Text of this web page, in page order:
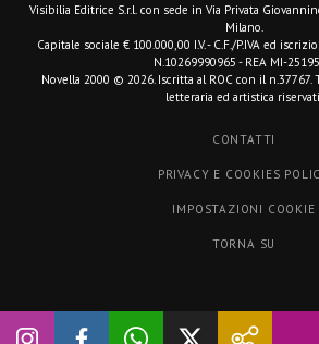
Visibilia Editrice S.r.l. con sede in Via Privata
Milano.
Capitale sociale € 100.000,00 I.V. - C.F./P.IVA ed
N.10269990965 - REA MI-
Novella 2000 © 2026. Iscritta al ROC con il
letteraria ed artistica
CONTATTI
PRIVACY E COOKIES
IMPOSTAZIONI COOKIE
TORNA SU